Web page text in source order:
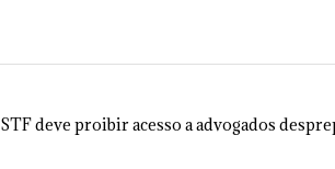
STF deve proibir acesso a advogados